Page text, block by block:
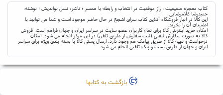
کتاب معجزه صمیمیت ، راز موفقیت در انتخاب و رابطه با همسر ؛ ناشر: نسل نواندیش ؛ نوشته:
حمیدرضا غلامرضایی
این کالا در انبار فروشگاه آنلاین کتاب سرای اشجع در حال حاضر موجود است و شما می توانید با
اطمینان آن را بخرید.
امکان خرید اینترنتی کالا برای تمام کاربران عضو سایت در سراسر ایران و جهان فراهم است. فروش
کالا به صورت سفارش تلفنی (ثبت سفارش از طریق تلفن) در این مرکز انجام می شود. امکان
درخواست و تهیه کالا از طریق پیامک هم وجود دارد. ارسال پستی کالا با بسته بندی ویژه برای سراسر
ایران و جهان از طریق پست و پیک تلفنی انجام می شود.
بازگشت به کتابها